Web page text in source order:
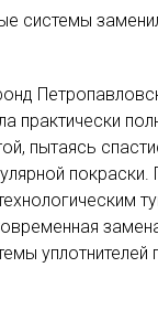
системы
практически
пытаясь